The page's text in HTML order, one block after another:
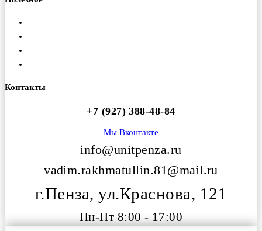
Контакты
+7 (927) 388-48-84
Мы Вконтакте
info@unitpenza.ru
vadim.rakhmatullin.81@mail.ru
г.Пенза, ул.Краснова, 121
Пн-Пт 8:00 - 17:00